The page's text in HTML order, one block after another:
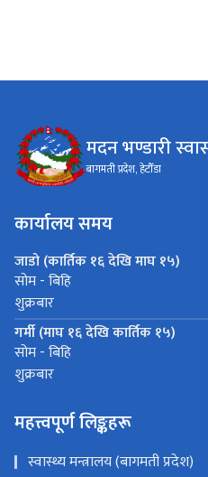
मदन भण्डारी
बागमती प्रदेश, हेटौँडा
कार्यालय समय
जाडो (कार्तिक १६ देखि माघ १५)
सोम - बिहि
शुक्रबार
गर्मी (माघ १६ देखि कार्तिक १५)
सोम - बिहि
शुक्रबार
महत्त्वपूर्ण लिङ्कहरू
स्वास्थ्य मन्त्रालय (बागमती प्रदेश)